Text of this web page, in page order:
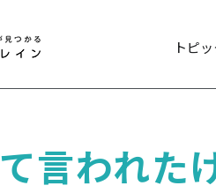
トピ
言われた